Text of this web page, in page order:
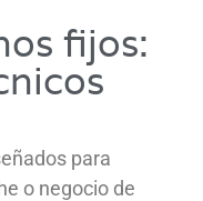
fijos:
para
o negocio de